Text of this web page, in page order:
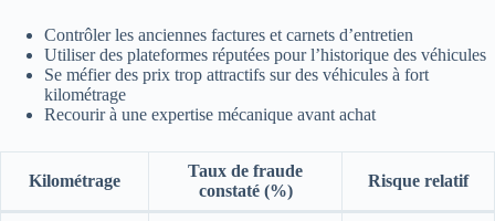
Contrôler les anciennes factures et carnets d’entretien
Utiliser des plateformes réputées pour l’historique des véhicules
Se méfier des prix trop attractifs sur des véhicules à fort
kilométrage
Recourir à une expertise mécanique avant achat
Kilométrage
Taux de fraude
constaté (%)
Risque relatif